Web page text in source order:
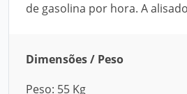
de gasolina por hora. A
Dimensões / Peso
Peso: 55 Kg